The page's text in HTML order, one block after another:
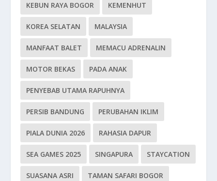
KEBUN RAYA BOGOR KEMENHUT
KOREA SELATAN MALAYSIA
MANFAAT BALET MEMACU ADRENALIN
MOTOR BEKAS PADA ANAK
PENYEBAB UTAMA RAPUHNYA
PERSIB BANDUNG PERUBAHAN IKLIM
PIALA DUNIA 2026 RAHASIA DAPUR
SEA GAMES 2025 SINGAPURA STAYCATION
SUASANA ASRI TAMAN SAFARI BOGOR